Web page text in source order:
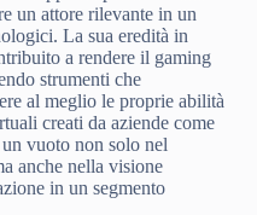
un attore rilevante in un
La sua eredità in
a rendere il gaming
strumenti che
al meglio le proprie abilità
creati da aziende come
vuoto non solo nel
anche nella visione
in un segmento